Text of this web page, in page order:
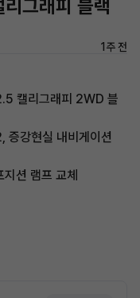
그래피 블랙
1주 전
캘리그래피 2WD 블
증강현실 내비게이션
션 램프 교체